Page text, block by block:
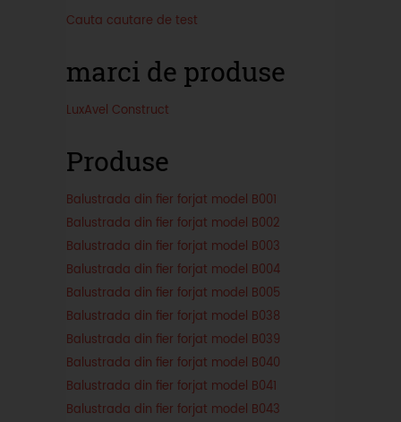
Cauta cautare de test
marci de produse
LuxAvel Construct
Produse
Balustrada din fier forjat model B001
Balustrada din fier forjat model B002
Balustrada din fier forjat model B003
Balustrada din fier forjat model B004
Balustrada din fier forjat model B005
Balustrada din fier forjat model B038
Balustrada din fier forjat model B039
Balustrada din fier forjat model B040
Balustrada din fier forjat model B041
Balustrada din fier forjat model B043